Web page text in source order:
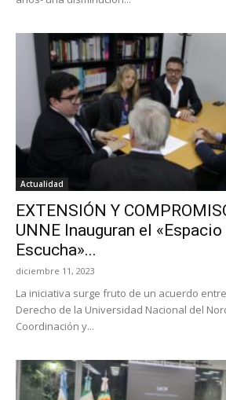
Actualidad
EXTENSIÓN Y
UNNE Inauguran el
Escucha»...
diciembre 11, 2023
La iniciativa surge fruto de un acuerdo
Derecho de la Universidad Nacional del
Coordinación y...